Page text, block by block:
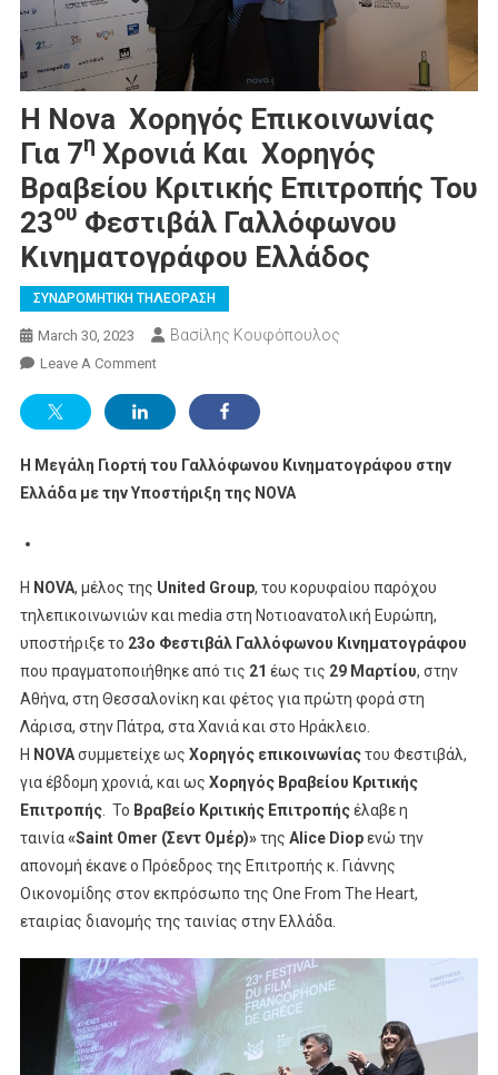
Η Nova Χορηγός Επικοινωνίας
Για 7Η Χρονιά Και Χορηγός
Βραβείου Κριτικής Επιτροπής Του
23Ου Φεστιβάλ Γαλλόφωνου
Κινηματογράφου Ελλάδος
ΣΥΝΔΡΟΜΗΤΙΚΗ ΤΗΛΕΟΡΑΣΗ
March 30, 2023 Βασίλης Κουφόπουλος
Leave A CommentOn
Nova
Επικοινωνίας
Για
Χορηγός
Βραβείου
Κριτικής
Επιτροπής
Του
23
Φεστιβάλ
Ελλάδος
Η Μεγάλη Γιορτή του Γαλλόφωνου Κινηματογράφου στην
Ελλάδα με την Υποστήριξη της NOVA
Η NOVA, μέλος της United Group, του κορυφαίου παρόχου
τηλεπικοινωνιών και media στη Νοτιοανατολική Ευρώπη,
υποστήριξε το 23ο Φεστιβάλ Γαλλόφωνου Κινηματογράφου
που πραγματοποιήθηκε από τις 21 έως τις 29 Μαρτίου, στην
Αθήνα, στη Θεσσαλονίκη και φέτος για πρώτη φορά στη
Λάρισα, στην Πάτρα, στα Χανιά και στο Ηράκλειο.
Η NOVAσυμμετείχε ως Χορηγός επικοινωνίαςτου Φεστιβάλ,
για έβδομη χρονιά, και ως Χορηγός Βραβείου Κριτικής
Επιτροπής. Το Βραβείο Κριτικής Επιτροπήςέλαβε η
ταινία«Saint Omer (Σεντ Ομέρ)»της Alice Diopενώ την
απονομή έκανε ο Πρόεδρος της Επιτροπής κ. Γιάννης
Οικονομίδης στον εκπρόσωπο της One From The Heart,
εταιρίας διανομής της ταινίας στην Ελλάδα.